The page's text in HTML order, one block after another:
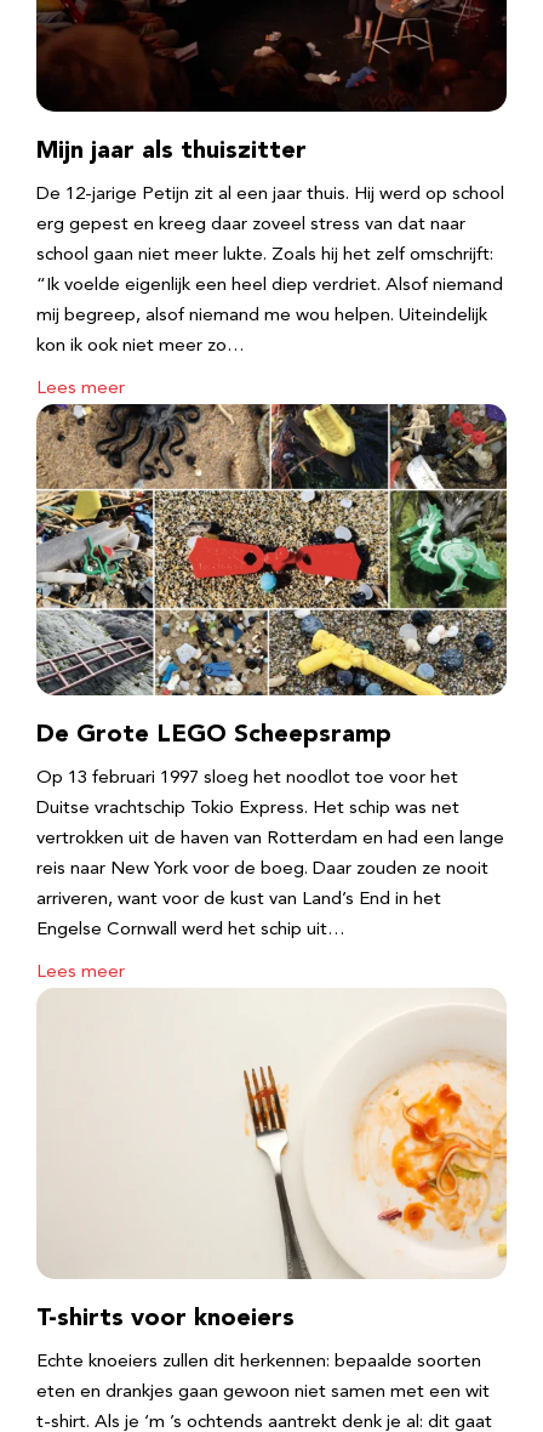
Mijn jaar als thuiszitter
De 12-jarige Petijn zit al een jaar thuis. Hij werd op school
erg gepest en kreeg daar zoveel stress van dat naar
school gaan niet meer lukte. Zoals hij het zelf omschrijft:
“Ik voelde eigenlijk een heel diep verdriet. Alsof niemand
mij begreep, alsof niemand me wou helpen. Uiteindelijk
kon ik ook niet meer zo…
Lees meer
De Grote LEGO Scheepsramp
Op 13 februari 1997 sloeg het noodlot toe voor het
Duitse vrachtschip Tokio Express. Het schip was net
vertrokken uit de haven van Rotterdam en had een lange
reis naar New York voor de boeg. Daar zouden ze nooit
arriveren, want voor de kust van Land’s End in het
Engelse Cornwall werd het schip uit…
Lees meer
T-shirts voor knoeiers
Echte knoeiers zullen dit herkennen: bepaalde soorten
eten en drankjes gaan gewoon niet samen met een wit
t-shirt. Als je ‘m ’s ochtends aantrekt denk je al: dit gaat